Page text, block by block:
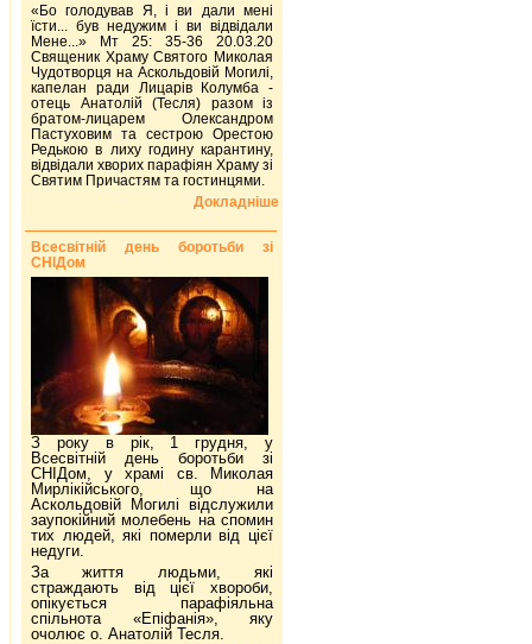
«Бо голодував Я, і ви дали мені
їсти... був недужим і ви відвідали
Мене...» Мт 25: 35-36 20.03.20
Священик Храму Святого Миколая
Чудотворця на Аскольдовій Могилі,
капелан ради Лицарів Колумба -
отець Анатолій (Тесля) разом із
братом-лицарем Олександром
Пастуховим та сестрою Орестою
Редькою в лиху годину карантину,
відвідали хворих парафіян Храму зі
Святим Причастям та гостинцями.
Докладніше
Всесвітній день боротьби зі
СНІДом
З року в рік, 1 грудня, у
Всесвітній день боротьби зі
СНІДом, у храмі св. Миколая
Мирлікійського, що на
Аскольдовій Могилі відслужили
заупокійний молебень на спомин
тих людей, які померли від цієї
недуги.
За життя людьми, які
страждають від цієї хвороби,
опікується парафіяльна
спільнота «Епіфанія», яку
очолює о. Анатолій Тесля.